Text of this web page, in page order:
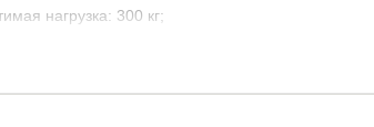
нагрузка: 300 кг;
подсветка.